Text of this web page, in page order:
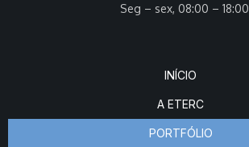
Seg – sex, 08:00 – 18:00
INÍCIO
A ETERC
PORTFÓLIO